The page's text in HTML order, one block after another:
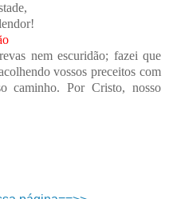
nem escuridão; fazei que
vossos preceitos com
caminho. Por Cristo, nosso